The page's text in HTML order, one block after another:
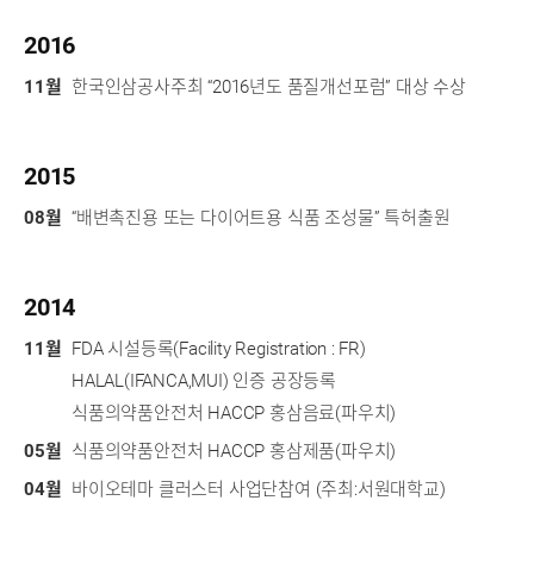
2016
11월 한국인삼공사주최 “2016년도 품질개선포럼” 대상 수상
2015
08월 “배변촉진용 또는 다이어트용 식품 조성물” 특허출원
2014
11월 FDA 시설등록(Facility Registration : FR)
HALAL(IFANCA,MUI) 인증 공장등록
식품의약품안전처 HACCP 홍삼음료(파우치)
05월 식품의약품안전처 HACCP 홍삼제품(파우치)
04월 바이오테마 클러스터 사업단참여 (주최:서원대학교)